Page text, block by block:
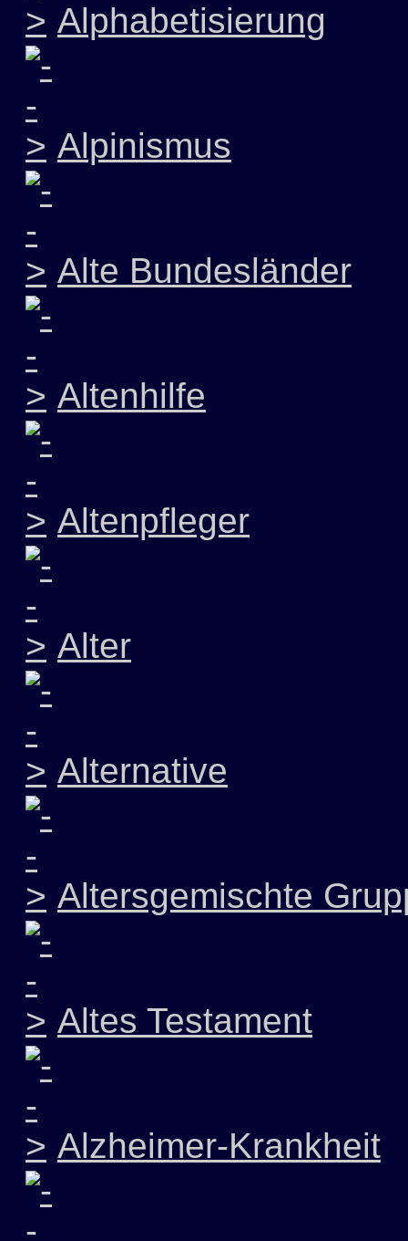
Alphabetisierung
Alpinismus
Alte Bundesländer
Altenhilfe
Altenpfleger
Alter
Alternative
Altersgemischte
Altes Testament
Alzheimer-Krankheit